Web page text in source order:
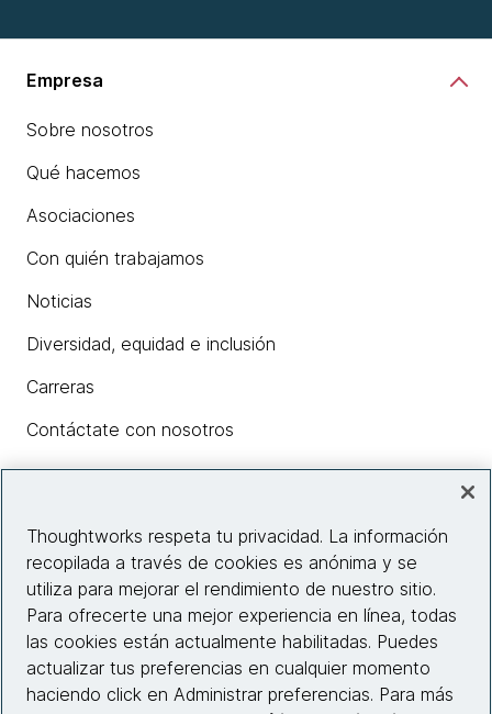
Empresa
Sobre nosotros
Qué hacemos
Asociaciones
Con quién trabajamos
Noticias
Diversidad, equidad e inclusión
Carreras
Contáctate con nosotros
Información del sitio web
Conecta con nosotros
Thoughtworks respeta tu privacidad. La información
recopilada a través de cookies es anónima y se
utiliza para mejorar el rendimiento de nuestro sitio.
Para ofrecerte una mejor experiencia en línea, todas
las cookies están actualmente habilitadas. Puedes
actualizar tus preferencias en cualquier momento
haciendo click en Administrar preferencias. Para más